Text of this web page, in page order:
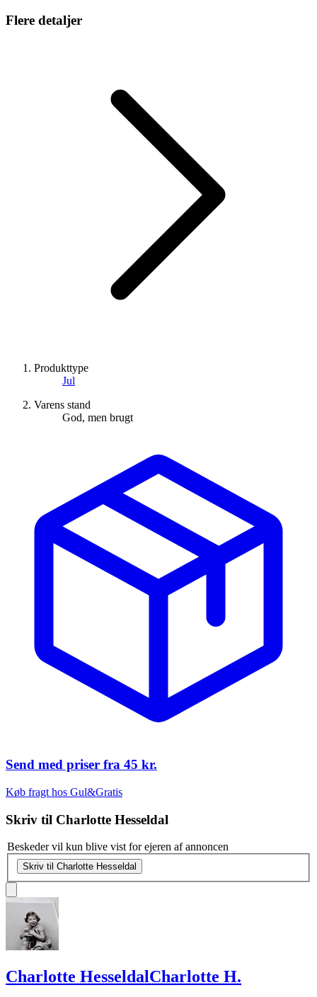
Flere detaljer
Produkttype
Jul
Varens stand
God, men brugt
Send med priser fra 45 kr.
Køb fragt hos Gul&Gratis
Skriv til Charlotte Hesseldal
Beskeder vil kun blive vist for ejeren af annoncen
Skriv til Charlotte Hesseldal
Charlotte HesseldalCharlotte H.